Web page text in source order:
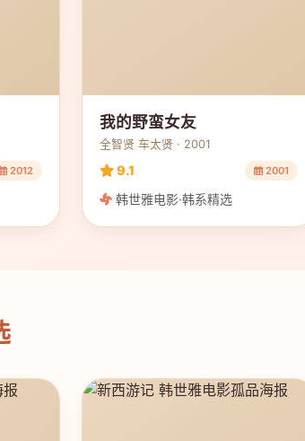
2012
我的野蛮女友
全智贤 车太贤 · 2001
9.1 2001
韩世雅电影·韩系精选